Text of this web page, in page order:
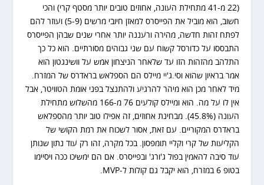
(22 מ-41 מתחילת העונה, אחוזים טובים יותר מסטף קרי) והכי
חשוב, הוא מוביל את הפייסרס למאזן חיובי מרשים (5-9) ועוזר להם
לפתח זהות חדשה, מהירה ורעננה יותר אחרי שנים שבהן הפייסרס
התבססו על כדורסל קשוח עם שני גבוהים מסורתיים. הוא כל כך
התלהב מהזהות הזו עד שלאחר הניצחון אמש על וושינגטון הוא
אמר בראיון שהוא וסי.ג'יי מיילס הם הספלאש בראדרס של המזרח.
מיד לאחר מכן הוא מיהר להרגיע ולהתנצל בפני אומת הטוויטר, אבל
אין לו על מה. הוא ומיילס קולעים 76 מ-166 מהשלוש מתחילת
העונה (45.8%). מבחינת אחוזים, זה אפילו טוב יותר מהספלאש
בראדרס המקוריים. עם זאת, אסור לשכוח את רמת הקושי של
הקליעות של קרי וקליי תומפסון. בכל מקרה, זהו רק עוד נתון שנותן
עוד סיבה להאמין בפול ג'ורג' ובפייסרס. אם הם ימשיכו ככה ויסיימו
בטופ 6 במזרח, הוא יקבל גם קולות ל-MVP.